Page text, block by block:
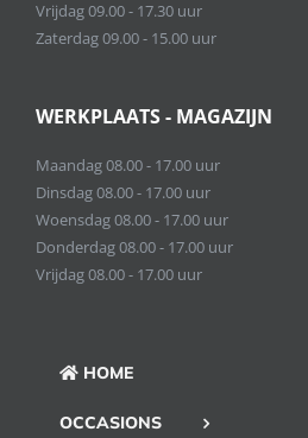
Vrijdag 09.00 - 17.30 uur
Zaterdag 09.00 - 15.00 uur
WERKPLAATS - MAGAZIJN
Maandag 08.00 - 17.00 uur
Dinsdag 08.00 - 17.00 uur
Woensdag 08.00 - 17.00 uur
Donderdag 08.00 - 17.00 uur
Vrijdag 08.00 - 17.00 uur
HOME
OCCASIONS